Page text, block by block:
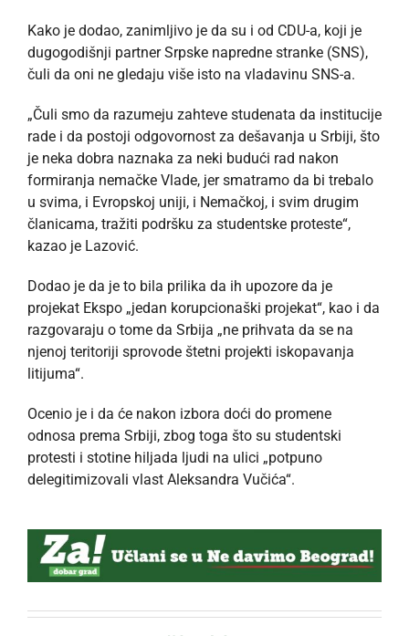
Kako je dodao, zanimljivo je da su i od CDU-a, koji je
dugogodišnji partner Srpske napredne stranke (SNS),
čuli da oni ne gledaju više isto na vladavinu SNS-a.
„Čuli smo da razumeju zahteve studenata da institucije
rade i da postoji odgovornost za dešavanja u Srbiji, što
je neka dobra naznaka za neki budući rad nakon
formiranja nemačke Vlade, jer smatramo da bi trebalo
u svima, i Evropskoj uniji, i Nemačkoj, i svim drugim
članicama, tražiti podršku za studentske proteste“,
kazao je Lazović.
Dodao je da je to bila prilika da ih upozore da je
projekat Ekspo „jedan korupcionaški projekat“, kao i da
razgovaraju o tome da Srbija „ne prihvata da se na
njenoj teritoriji sprovode štetni projekti iskopavanja
litijuma“.
Ocenio je i da će nakon izbora doći do promene
odnosa prema Srbiji, zbog toga što su studentski
protesti i stotine hiljada ljudi na ulici „potpuno
delegitimizovali vlast Aleksandra Vučića“.